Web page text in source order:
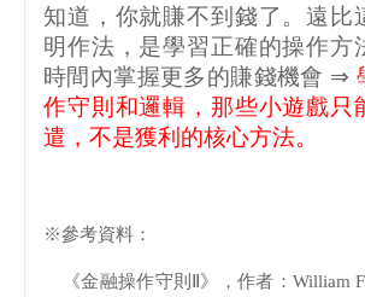
知道，你就賺不到錢了。遠比
明作法，是學習正確的操作方
時間內掌握更多的賺錢機會 ⇒
作守則和邏輯，那些小遊戲只
遣，不是獲利的核心方法。
※參考資料：
《金融操作守則Ⅱ》，作者： William